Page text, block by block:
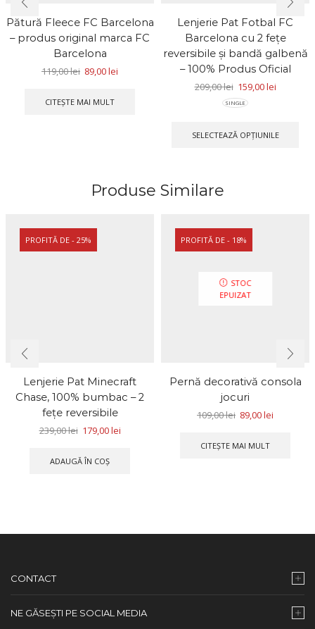
Pătură Fleece FC Barcelona
– produs original marca FC
Barcelona
119,00lei 89,00lei
CITEȘTE MAI MULT
Lenjerie Pat Fotbal FC
Barcelona cu 2 fețe
reversibile și bandă galbenă
– 100% Produs Oficial
209,00lei 159,00lei
SINGLE
SELECTEAZĂ OPȚIUNILE
Produse Similare
PROFITĂ DE - 25%
Lenjerie Pat Minecraft
Chase, 100% bumbac – 2
feţe reversibile
239,00lei 179,00lei
ADAUGĂ ÎN COȘ
PROFITĂ DE - 18%
STOC
EPUIZAT
Pernă decorativă consola
jocuri
109,00lei 89,00lei
CITEȘTE MAI MULT
CONTACT
NE GĂSEȘTI PE SOCIAL MEDIA